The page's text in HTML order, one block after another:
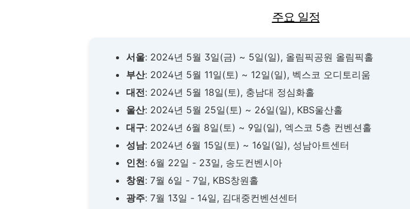
주요 일정
서울: 2024년 5월 3일(금) ~ 5일(일), 올림픽공원 올림픽홀
부산: 2024년 5월 11일(토) ~ 12일(일), 벡스코 오디토리움
대전: 2024년 5월 18일(토), 충남대 정심화홀
울산: 2024년 5월 25일(토) ~ 26일(일), KBS울산홀
대구: 2024년 6월 8일(토) ~ 9일(일), 엑스코 5층 컨벤션홀
성남: 2024년 6월 15일(토) ~ 16일(일), 성남아트센터
인천: 6월 22일 - 23일, 송도컨벤시아
창원: 7월 6일 - 7일, KBS창원홀
광주: 7월 13일 - 14일, 김대중컨벤션센터